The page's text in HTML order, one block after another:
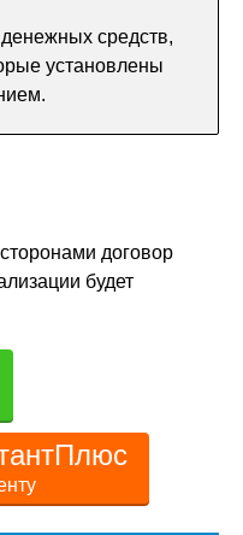
средств,
установлены
договор
будет